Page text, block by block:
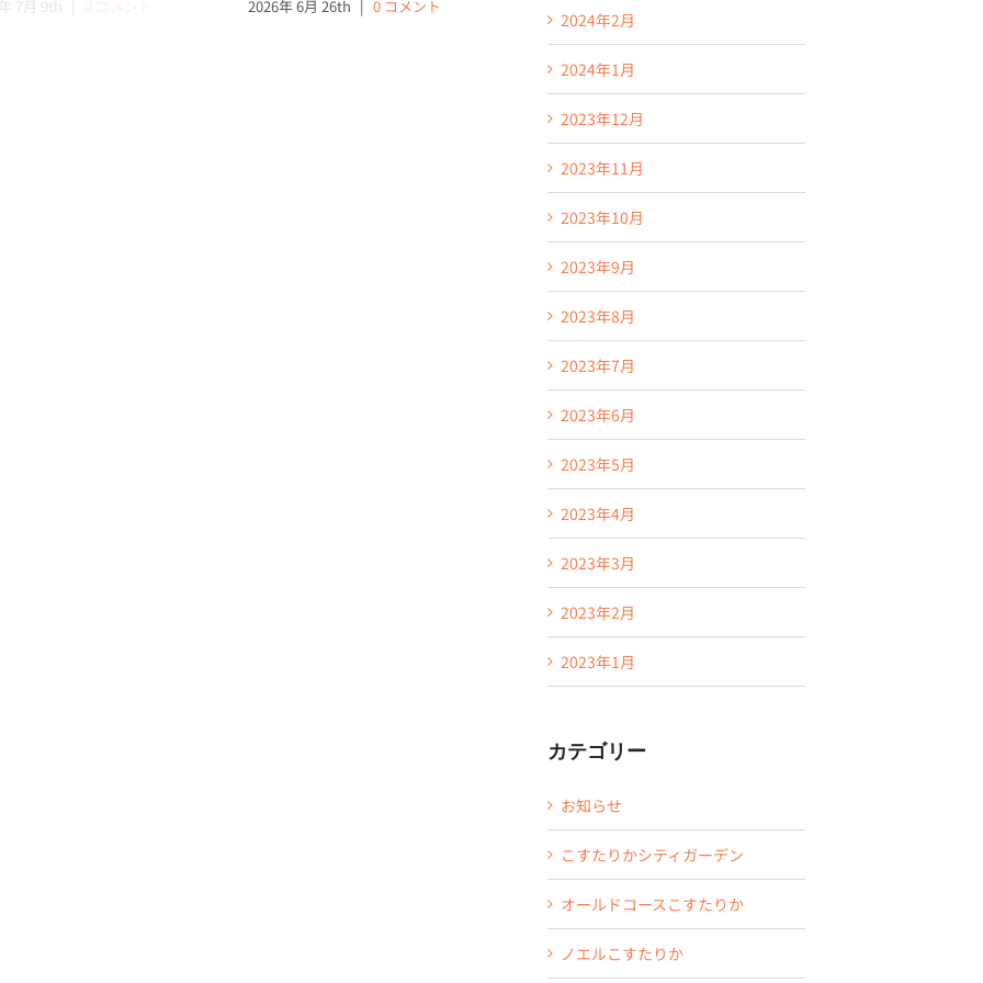
7月 9th 0 コメント 2026年 6月 26th | 0 コメント
2024年2月
2024年1月
2023年12月
2023年11月
2023年10月
2023年9月
2023年8月
2023年7月
2023年6月
2023年5月
2023年4月
2023年3月
2023年2月
2023年1月
カテゴリー
お知らせ
こすたりかシティガーデン
オールドコースこすたりか
ノエルこすたりか